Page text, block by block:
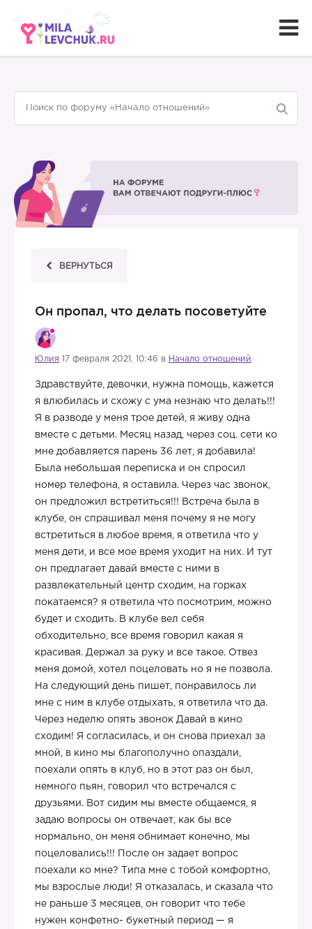
ВЕРНУТЬСЯ
Он пропал, что делать посоветуйте
Юлия 17 февраля 2021, 10:46 в Начало отношений
Здравствуйте, девочки, нужна помощь, кажется
я влюбилась и схожу с ума незнаю что делать!!!
Я в разводе у меня трое детей, я живу одна
вместе с детьми. Месяц назад, через соц. сети ко
мне добавляется парень 36 лет, я добавила!
Была небольшая переписка и он спросил
номер телефона, я оставила. Через час звонок,
он предложил встретиться!!! Встреча была в
клубе, он спрашивал меня почему я не могу
встретиться в любое время, я ответила что у
меня дети, и все мое время уходит на них. И тут
он предлагает давай вместе с ними в
развлекательный центр сходим, на горках
покатаемся? я ответила что посмотрим, можно
будет и сходить. В клубе вел себя
обходительно, все время говорил какая я
красивая. Держал за руку и все такое. Отвез
меня домой, хотел поцеловать но я не позвола.
На следующий день пишет, понравилось ли
мне с ним в клубе отдыхать, я ответила что да.
Через неделю опять звонок Давай в кино
сходим! Я согласилась, и он снова приехал за
мной, в кино мы благополучно опаздали,
поехали опять в клуб, но в этот раз он был,
немного пьян, говорил что встречался с
друзьями. Вот сидим мы вместе общаемся, я
задаю вопросы он отвечает, как бы все
нормально, он меня обнимает конечно, мы
поцеловались!!! После он задает вопрос
поехали ко мне? Типа мне с тобой комфортно,
мы взрослые люди! Я отказалась, и сказала что
не раньше 3 месяцев, он говорит что тебе
нужен конфетно- букетный период — я